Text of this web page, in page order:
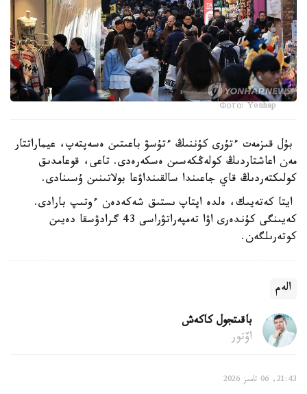
Фото: Yonhap
بۇل قىزمەت ءتۇرى كۇننىڭ ءتۇسۋ باعىتىن ەسەپتەپ، عيماراتتار
مەن اعاشتاردىڭ كولەڭكەسىن ەسكەرەدى. تاعى، قوعامدىق
كولىكتەردىڭ قاي جاعىندا سالقىنداۋعا بولاتىنىن ۇسىنادى.
ايتا كەتەيىك، ەلدە اپتاپ ىستىق شەكەدەن ءوتىپ بارادى.
كەيىنگى كۇندەرى اۋا تەمپەراتۋراسى 43 گرادۋسقا دەيىن
كوتەرىلگەن.
الەم
باقىتجول كاكەش
اۆتور
21:43, 06 تامىز 2026